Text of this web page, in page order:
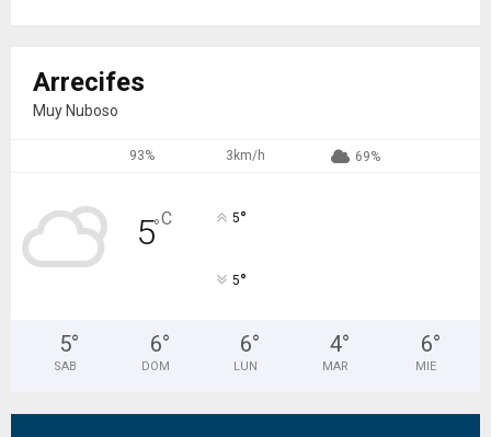
Arrecifes
Muy Nuboso
93% 3km/h 69%
5°C 5°
5°
5°
SAB
6°
DOM
6°
LUN
4°
MAR
6°
MIE